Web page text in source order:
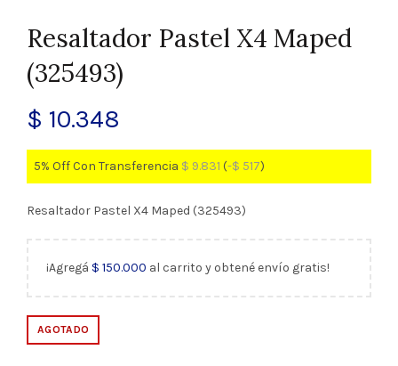
Resaltador Pastel X4 Maped
(325493)
$ 10.348
5% Off Con Transferencia $ 9.831 (-$ 517)
Resaltador Pastel X4 Maped (325493)
¡Agregá $ 150.000 al carrito y obtené envío gratis!
AGOTADO